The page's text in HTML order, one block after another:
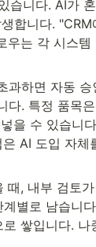
습니다. AI가
합니다.
우는 각 시스
과하면 자동
다. 특정 품목
을 수 있습니
AI 도입 자체
때, 내부 검토
별로 남습니
쌓입니다.